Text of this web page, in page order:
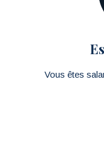
Vous êtes